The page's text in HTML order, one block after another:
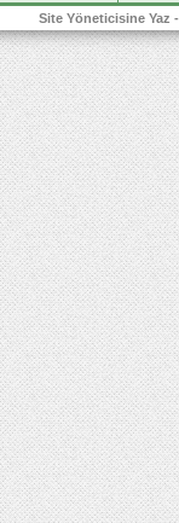
Site Yöneticisine Yaz